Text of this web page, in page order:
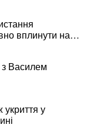
вплинути на
Василем
у